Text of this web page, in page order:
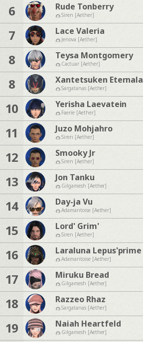
6 Rude Tonberry
Siren [Aether]
7 Lace Valeria
Jenova [Aether]
8 Teysa Montgomery
Cactuar [Aether]
8 Xantetsuken Eternala
Sargatanas [Aether]
10 Yerisha Laevatein
Faerie [Aether]
11 Juzo Mohjahro
Siren [Aether]
12 Smooky Jr
Siren [Aether]
13 Jon Tanku
Gilgamesh [Aether]
14 Day-ja Vu
Adamantoise [Aether]
15 Lord' Grim'
Siren [Aether]
16 Laraluna Lepus'prime
Adamantoise [Aether]
17 Miruku Bread
Gilgamesh [Aether]
18 Razzeo Rhaz
Sargatanas [Aether]
19 Naiah Heartfeld
Gilgamesh [Aether]